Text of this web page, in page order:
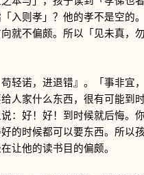
入则孝」？他的孝不是空的
就不偏颇。所以「见未真，
诺，进退错』。「事非宜
人家什么东西，很有可能到
：好！好！到时候就后悔。
的时候都可以要东西。所以
让他的读书目的偏颇。